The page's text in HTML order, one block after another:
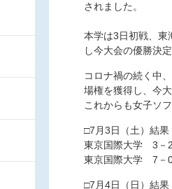
されました。
本学は3日初戦、東
し今大会の優勝決
コロナ禍の続く中
場権を獲得し、今
これからも女子ソ
□7月3日（土）結果
東京国際大学 3
東京国際大学 7－
□7月4日（日）結果